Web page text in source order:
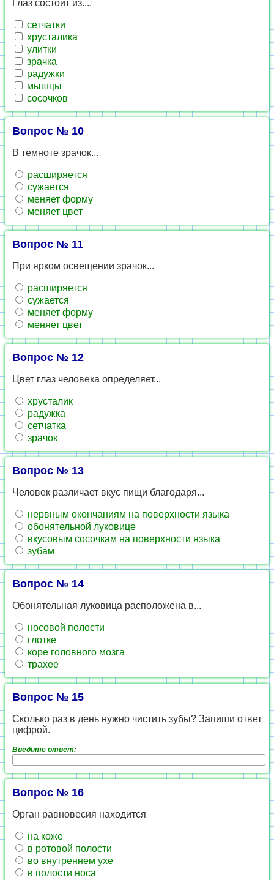
Глаз состоит из....
сетчатки
хрусталика
улитки
зрачка
радужки
мышцы
сосочков
Вопрос № 10
В темноте зрачок...
расширяется
сужается
меняет форму
меняет цвет
Вопрос № 11
При ярком освещении зрачок...
расширяется
сужается
меняет форму
меняет цвет
Вопрос № 12
Цвет глаз человека определяет...
хрусталик
радужка
сетчатка
зрачок
Вопрос № 13
Человек различает вкус пищи благодаря...
нервным окончаниям на поверхности языка
обонятельной луковице
вкусовым сосочкам на поверхности языка
зубам
Вопрос № 14
Обонятельная луковица расположена в...
носовой полости
глотке
коре головного мозга
трахее
Вопрос № 15
Сколько раз в день нужно чистить зубы? Запиши ответ
цифрой.
Введите ответ:
Вопрос № 16
Орган равновесия находится
на коже
в ротовой полости
во внутреннем ухе
в полости носа